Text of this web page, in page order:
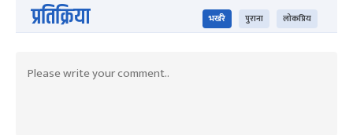
प्रतिक्रिया भर्खरै पुराना लोकप्रिय